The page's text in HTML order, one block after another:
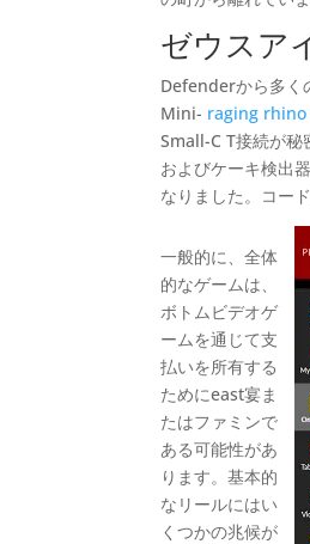
ゼウスア
Defenderから多く
Mini- raging rhino
Small-C T接続が秘
およびケーキ検出
なりました。コー
一般的に、全体
的なゲームは、
ボトムビデオゲ
ームを通じて支
払いを所有する
ためにeast宴ま
たはファミンで
ある可能性があ
ります。基本的
なリールにはい
くつかの兆候が